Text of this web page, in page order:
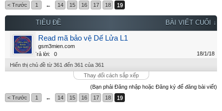
< Trước 1 ← 14 15 16 17 18 19
TIÊU ĐỀ BÀI VIẾT CUỐI ↓
Read mã bảo vệ Dế Lửa L1
gsm3mien.com
Trả lời:
0
18/1/18
Hiển thị chủ đề từ 361 đến 361 của 361
Thay đổi cách sắp xếp
(Bạn phải Đăng nhập hoặc Đăng ký để đăng bài viết)
< Trước
1 ← 14 15 16 17 18 19